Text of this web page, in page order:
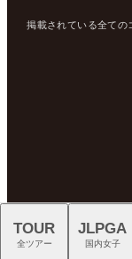
掲載されている全ての
TOUR
全ツアー
JLPGA
国内女子